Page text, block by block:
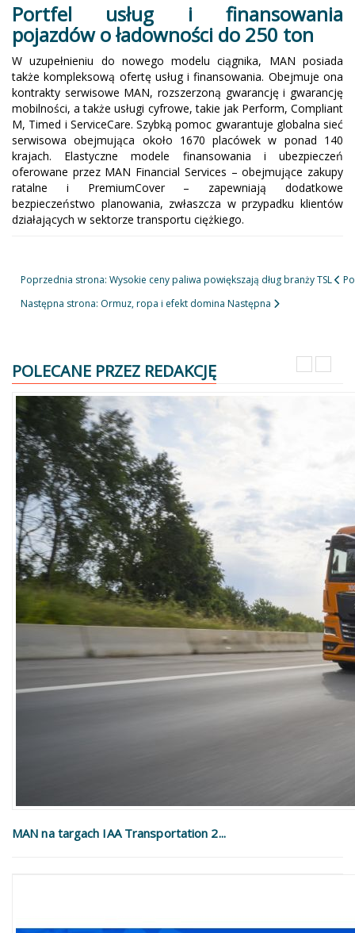
Portfel usług i finansowania
pojazdów o ładowności do 250 ton
W uzupełnieniu do nowego modelu ciągnika, MAN posiada
także kompleksową ofertę usług i finansowania. Obejmuje ona
kontrakty serwisowe MAN, rozszerzoną gwarancję i gwarancję
mobilności, a także usługi cyfrowe, takie jak Perform, Compliant
M, Timed i ServiceCare. Szybką pomoc gwarantuje globalna sieć
serwisowa obejmująca około 1670 placówek w ponad 140
krajach. Elastyczne modele finansowania i ubezpieczeń
oferowane przez MAN Financial Services – obejmujące zakupy
ratalne i PremiumCover – zapewniają dodatkowe
bezpieczeństwo planowania, zwłaszcza w przypadku klientów
działających w sektorze transportu ciężkiego.
Poprzednia strona: Wysokie ceny paliwa powiększają dług branży TSL
Następna strona: Ormuz, ropa i efekt domina Następna
POLECANE PRZEZ REDAKCJĘ
MAN na targach IAA Transportation 2...